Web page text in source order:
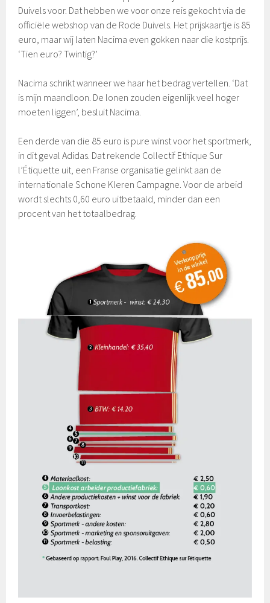
Duivels voor. Dat hebben we voor onze reis gekocht via de
officiële webshop van de Rode Duivels. Het prijskaartje is 85
euro, maar wij laten Nacima even gokken naar die kostprijs.
‘Tien euro? Twintig?’
Nacima schrikt wanneer we haar het bedrag vertellen. ‘Dat
is mijn maandloon. De lonen zouden eigenlijk veel hoger
moeten liggen’, besluit Nacima.
Een derde van die 85 euro is pure winst voor het sportmerk,
in dit geval Adidas. Dat rekende Collectif Ethique Sur
l’Étiquette uit, een Franse organisatie gelinkt aan de
internationale Schone Kleren Campagne. Voor de arbeid
wordt slechts 0,60 euro uitbetaald, minder dan een
procent van het totaalbedrag.